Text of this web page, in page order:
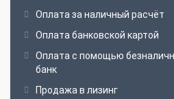
Оплата за наличный расчёт
Оплата банковской картой
Оплата с помощью
банк
Продажа в лизинг